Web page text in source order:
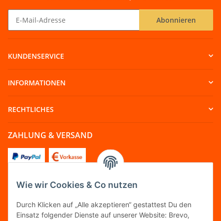
Wie wir Cookies & Co nutzen
Durch Klicken auf „Alle akzeptieren“ gestattest Du den
Einsatz folgender Dienste auf unserer Website: Brevo,
Abonnieren
KUNDENSERVICE
INFORMATIONEN
RECHTLICHES
ZAHLUNG & VERSAND
FOLGT UNS